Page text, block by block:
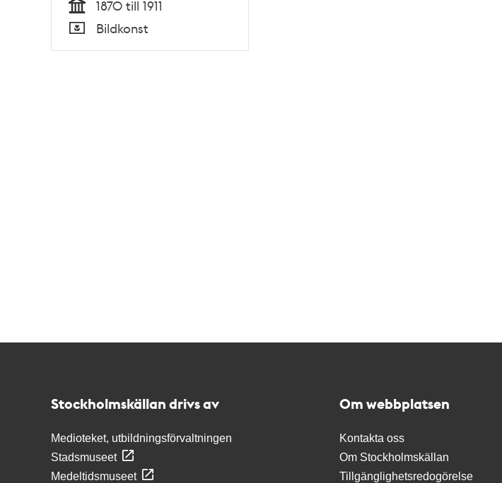
Tid
1870 till 1911
Typ
Bildkonst
Stockholmskällan drivs av
Medioteket, utbildningsförvaltningen
Stadsmuseet
Medeltidsmuseet
Om webbplatsen
Kontakta oss
Om Stockholmskällan
Tillgänglighetsredogörelse